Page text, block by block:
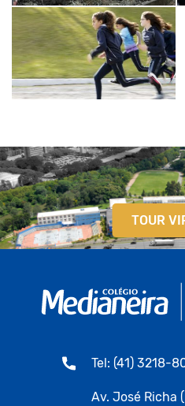
TOUR
Tel: (41) 3218-
Av. José Richa